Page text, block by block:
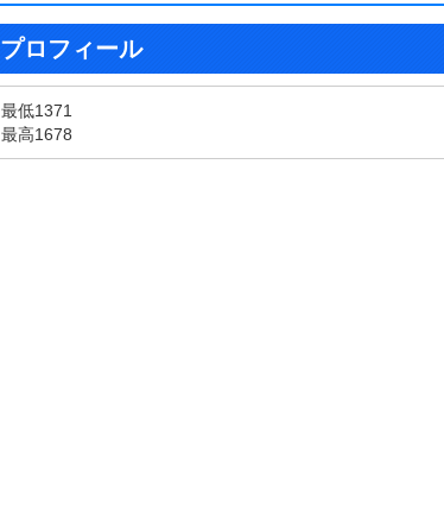
プロフィール
最低1371
最高1678